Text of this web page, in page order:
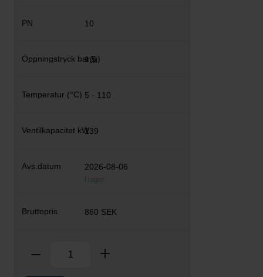
10
1,5
5 - 110
139
2026-08-06
I lager
860 SEK
Ta bort